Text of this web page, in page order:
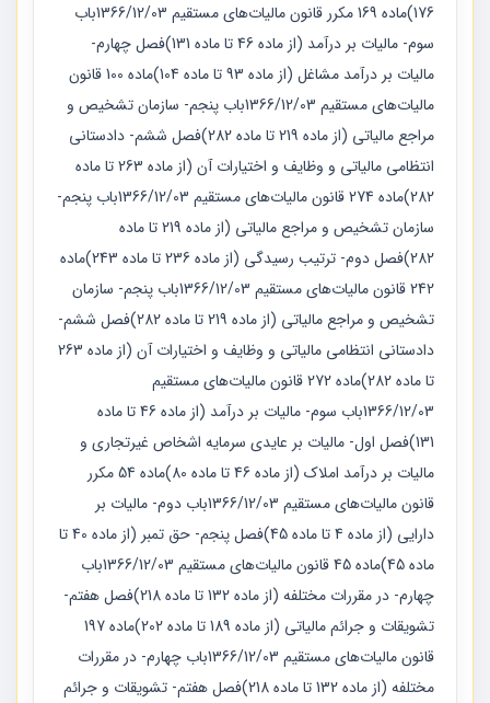
176)ماده 169 مکرر قانون مالیات‌های مستقیم 1366/12/03باب
سوم- مالیات بر درآمد (از ماده 46 تا ماده 131)فصل چهارم-
مالیات بر درآمد مشاغل (از ماده 93 تا ماده 104)ماده 100 قانون
مالیات‌های مستقیم 1366/12/03باب پنجم- سازمان تشخیص و
مراجع مالیاتی (از ماده 219 تا ماده 282)فصل ششم- دادستانی
انتظامی مالیاتی و وظایف و اختیارات آن (از ماده 263 تا ماده
282)ماده 274 قانون مالیات‌های مستقیم 1366/12/03باب پنجم-
سازمان تشخیص و مراجع مالیاتی (از ماده 219 تا ماده
282)فصل دوم- ترتیب رسیدگی (از ماده 236 تا ماده 243)ماده
242 قانون مالیات‌های مستقیم 1366/12/03باب پنجم- سازمان
تشخیص و مراجع مالیاتی (از ماده 219 تا ماده 282)فصل ششم-
دادستانی انتظامی مالیاتی و وظایف و اختیارات آن (از ماده 263
تا ماده 282)ماده 272 قانون مالیات‌های مستقیم
1366/12/03باب سوم- مالیات بر درآمد (از ماده 46 تا ماده
131)فصل اول- مالیات بر عایدی سرمایه اشخاص غیرتجاری و
مالیات بر درآمد املاک (از ماده 46 تا ماده 80)ماده 54 مکرر
قانون مالیات‌های مستقیم 1366/12/03باب دوم- مالیات بر
دارایی (از ماده 4 تا ماده 45)فصل پنجم- حق تمبر (از ماده 40 تا
ماده 45)ماده 45 قانون مالیات‌های مستقیم 1366/12/03باب
چهارم- در مقررات مختلفه (از ماده 132 تا ماده 218)فصل هفتم-
تشویقات و جرائم مالیاتی (از ماده 189 تا ماده 202)ماده 197
قانون مالیات‌های مستقیم 1366/12/03باب چهارم- در مقررات
مختلفه (از ماده 132 تا ماده 218)فصل هفتم- تشویقات و جرائم